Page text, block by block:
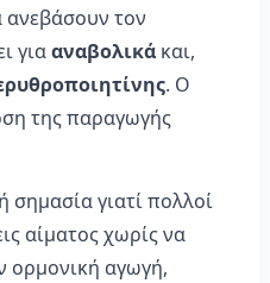
τον
γιααναβολικά και,
. Ο
της παραγωγής
σημασία γιατί πολλοί
αίματος χωρίς να
ορμονική αγωγή,